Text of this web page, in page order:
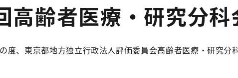
高齢者医療・研究分
度、東京都地方独立行政法人評価委員会高齢者医療・研究分